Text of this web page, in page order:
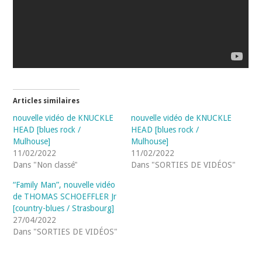
Articles similaires
nouvelle vidéo de KNUCKLE
HEAD [blues rock /
Mulhouse]
11/02/2022
Dans "Non classé"
nouvelle vidéo de KNUCKLE
HEAD [blues rock /
Mulhouse]
11/02/2022
Dans "SORTIES DE VIDÉOS"
“Family Man”, nouvelle vidéo
de THOMAS SCHOEFFLER Jr
[country-blues / Strasbourg]
27/04/2022
Dans "SORTIES DE VIDÉOS"